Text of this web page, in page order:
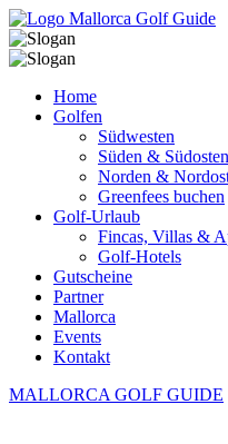
Home
Golfen
Südwesten
Süden & Südosten
Norden &
Greenfees buchen
Golf-Urlaub
Fincas, Villas &
Golf-Hotels
Gutscheine
Partner
Mallorca
Events
Kontakt
MALLORCA GOLF GUIDE